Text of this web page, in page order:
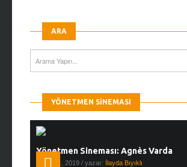
ARA
YÖNETMEN SINEMASI
Yönetmen Sineması: Agnès Varda
19 Ocak, 2019 / yazar: İlayda Bıyıklı